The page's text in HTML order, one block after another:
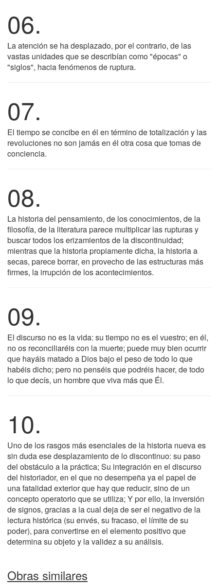
06.
La atención se ha desplazado, por el contrario, de las
vastas unidades que se describían como "épocas" o
"siglos", hacia fenómenos de ruptura.
07.
El tiempo se concibe en él en término de totalización y las
revoluciones no son jamás en él otra cosa que tomas de
conciencia.
08.
La historia del pensamiento, de los conocimientos, de la
filosofía, de la literatura parece multiplicar las rupturas y
buscar todos los erizamientos de la discontinuidad;
mientras que la historia propiamente dicha, la historia a
secas, parece borrar, en provecho de las estructuras más
firmes, la irrupción de los acontecimientos.
09.
El discurso no es la vida: su tiempo no es el vuestro; en él,
no os reconciliaréis con la muerte; puede muy bien ocurrir
que hayáis matado a Dios bajo el peso de todo lo que
habéis dicho; pero no penséis que podréis hacer, de todo
lo que decís, un hombre que viva más que Él.
10.
Uno de los rasgos más esenciales de la historia nueva es
sin duda ese desplazamiento de lo discontinuo: su paso
del obstáculo a la práctica; Su integración en el discurso
del historiador, en el que no desempeña ya el papel de
una fatalidad exterior que hay que reducir, sino de un
concepto operatorio que se utiliza; Y por ello, la inversión
de signos, gracias a la cual deja de ser el negativo de la
lectura histórica (su envés, su fracaso, el límite de su
poder), para convertirse en el elemento positivo que
determina su objeto y la validez a su análisis.
Obras similares